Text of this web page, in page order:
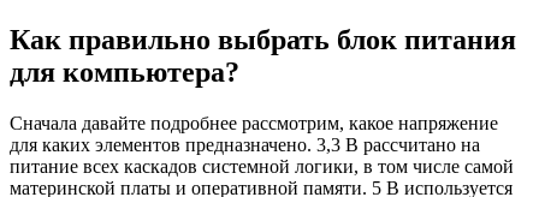
Как правильно выбрать блок питания
для компьютера?
Сначала давайте подробнее рассмотрим, какое напряжение
для каких элементов предназначено. 3,3 В рассчитано на
питание всех каскадов системной логики, в том числе самой
материнской платы и оперативной памяти. 5 В используется